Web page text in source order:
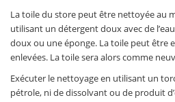
La toile du store peut être nettoyée au
utilisant un détergent doux avec de l’eau
doux ou une éponge. La toile peut être
enlevées. La toile sera alors comme
Exécuter le nettoyage en utilisant un
pétrole, ni de dissolvant ou de produit